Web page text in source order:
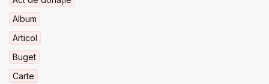
Album
Articol
Buget
Carte